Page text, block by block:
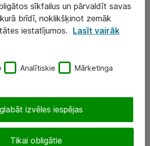
sīkfailus un pārvaldīt savas
brīdī, noklikšķinot zemāk
iestatījumos. Lasīt vairāk
Analītiskie Mārketinga
Tikai obligātie
izvēles iespējas